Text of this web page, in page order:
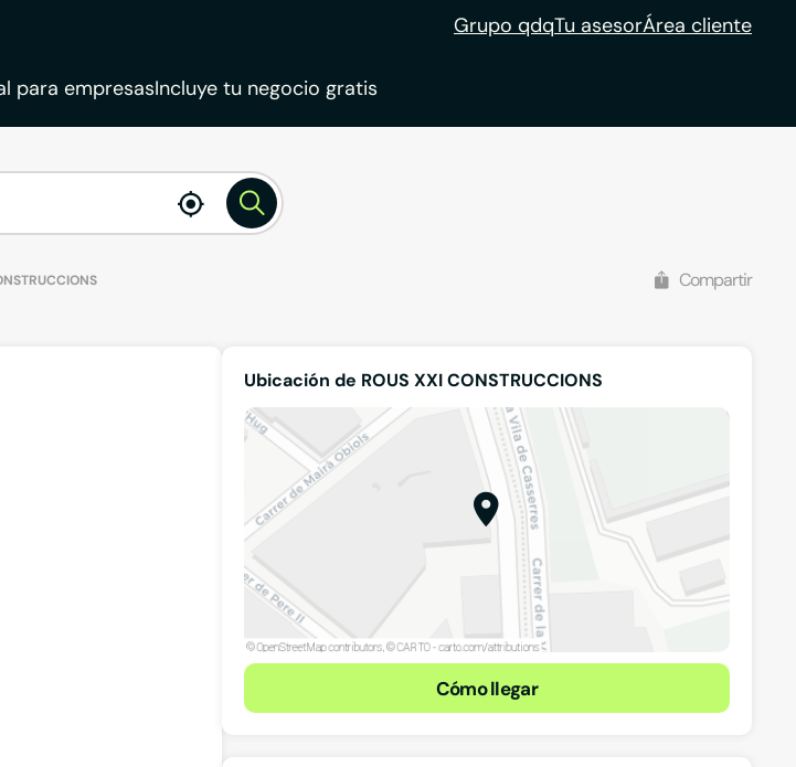
Grupo qdqTu asesorÁrea cliente
para empresasIncluye tu negocio gratis
enable
location
Compartir
Ubicación de ROUS XXI CONSTRUCCIONS
Cómo llegar